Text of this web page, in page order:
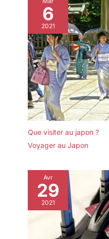
6
2021
Que visiter au japon ?
Voyager au Japon
Avr
29
2021